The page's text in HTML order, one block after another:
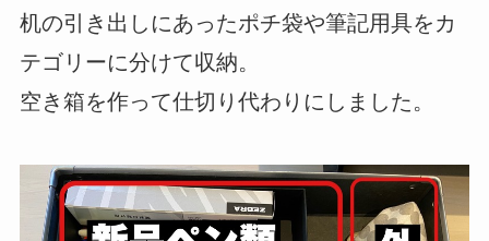
机の引き出しにあったポチ袋や筆記用具をカ
テゴリーに分けて収納。
空き箱を作って仕切り代わりにしました。